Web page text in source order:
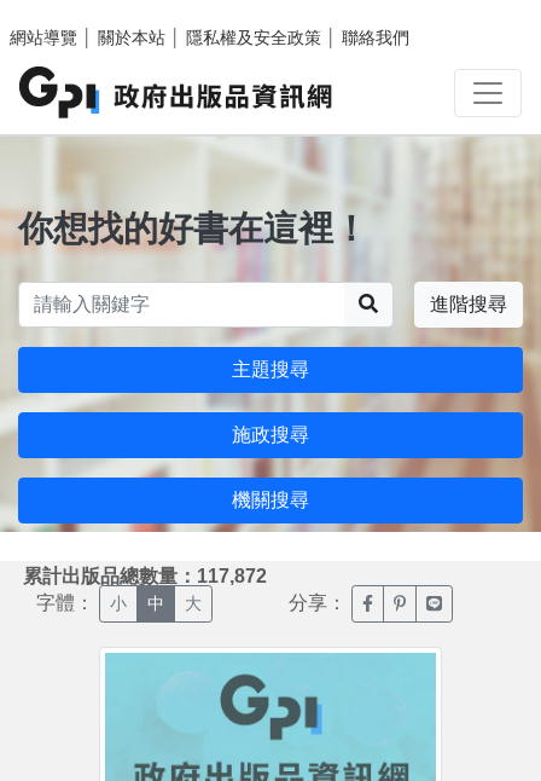
網站導覽
關於本站 隱私權及安全政策 聯絡我們
你想找的好書在這裡！
進階搜尋
主題搜尋
施政搜尋
機關搜尋
累計出版品總數量：117,872
字體： 小 中 大 分享： 臉書分享(另開新視窗)
噗浪分享(另開新
Line分享(另